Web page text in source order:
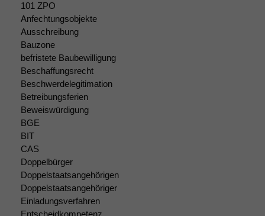
101 ZPO
Anfechtungsobjekte
Ausschreibung
Bauzone
befristete Baubewilligung
Beschaffungsrecht
Beschwerdelegitimation
Betreibungsferien
Beweiswürdigung
BGE
BIT
CAS
Doppelbürger
Doppelstaatsangehörigen
Doppelstaatsangehöriger
Einladungsverfahren